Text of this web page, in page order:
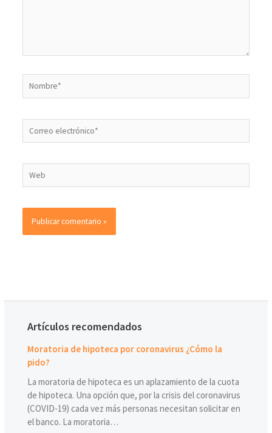
Artículos recomendados
Moratoria de hipoteca por coronavirus ¿Cómo la
pido?
La moratoria de hipoteca es un aplazamiento de la cuota
de hipoteca. Una opción que, por la crisis del coronavirus
(COVID-19) cada vez más personas necesitan solicitar en
el banco. La moratoria…